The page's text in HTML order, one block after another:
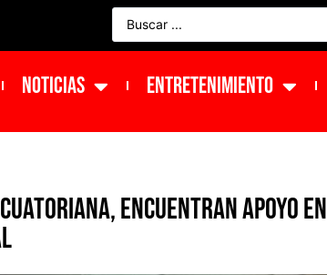
NOTICIAS ENTRETENIMIENTO
encuentran apoyo en